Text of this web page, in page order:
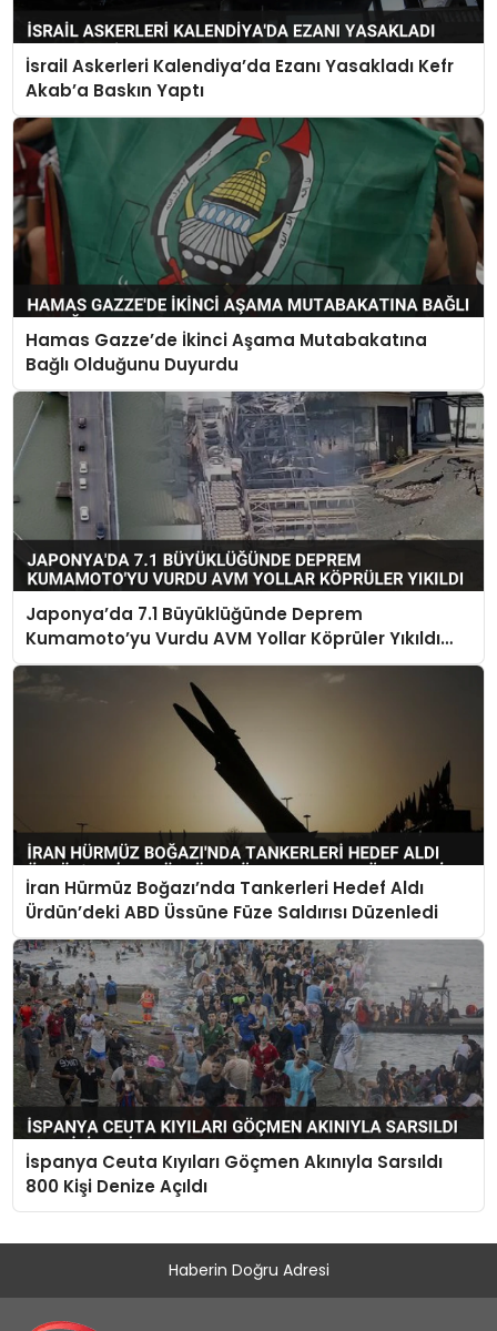
İsrail Askerleri Kalendiya’da Ezanı Yasakladı Kefr
Akab’a Baskın Yaptı
Hamas Gazze’de İkinci Aşama Mutabakatına
Bağlı Olduğunu Duyurdu
Japonya’da 7.1 Büyüklüğünde Deprem
Kumamoto’yu Vurdu AVM Yollar Köprüler Yıkıldı
Çok Sayıda Can Kaybı Var
İran Hürmüz Boğazı’nda Tankerleri Hedef Aldı
Ürdün’deki ABD Üssüne Füze Saldırısı Düzenledi
İspanya Ceuta Kıyıları Göçmen Akınıyla Sarsıldı
800 Kişi Denize Açıldı
Haberin Doğru Adresi